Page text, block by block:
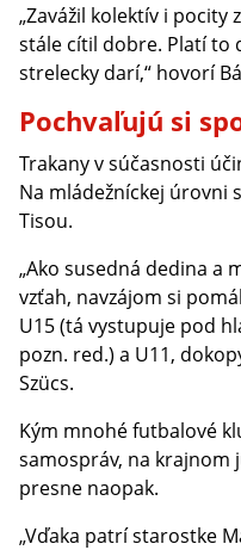
„Zavážil kolektív i
stále cítil dobre. Platí to
strelecky darí,“ hovorí
Pochvaľujú si
Trakany v súčasnosti
Na mládežníckej úrovni
Tisou.
„Ako susedná dedina a
vzťah, navzájom si
U15 (tá vystupuje pod
pozn. red.) a U11,
Szücs.
Kým mnohé futbalové
samospráv, na krajnom
presne naopak.
„Vďaka patrí starostke